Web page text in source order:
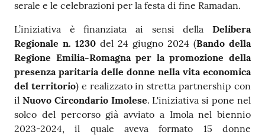
serale e le celebrazioni per la festa di fine Ramadan.
L’iniziativa è finanziata ai sensi della Delibera
Regionale n. 1230 del 24 giugno 2024 (Bando della
Regione Emilia-Romagna per la promozione della
presenza paritaria delle donne nella vita economica
del territorio) e realizzato in stretta partnership con
il Nuovo Circondario Imolese. L'iniziativa si pone nel
solco del percorso già avviato a Imola nel biennio
2023-2024, il quale aveva formato 15 donne